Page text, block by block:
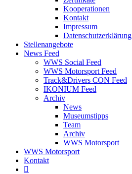
Kooperationen
Kontakt
Impressum
Datenschutzerklärung
Stellenangebote
News Feed
WWS Social Feed
WWS Motorsport Feed
Track&Drivers CON Feed
IKONIUM Feed
Archiv
News
Museumstipps
Team
Archiv
WWS Motorsport
WWS Motorsport
Kontakt